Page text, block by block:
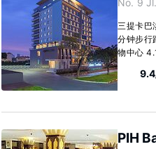
No. 9
三提卡巴
分钟步行
物中心
PIH